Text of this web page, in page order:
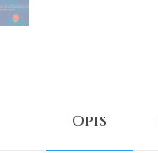
Opis